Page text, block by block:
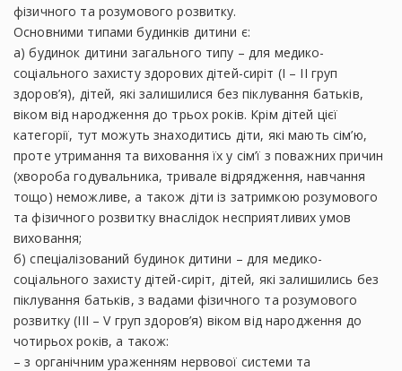
фізичного та розумового розвитку.
Основними типами будинків дитини є:
а) будинок дитини загального типу – для медико-
соціального захисту здорових дітей-сиріт (I – II груп
здоров’я), дітей, які залишилися без піклування батьків,
віком від народження до трьох років. Крім дітей цієї
категорії, тут можуть знаходитись діти, які мають сім’ю,
проте утримання та виховання їх у сім’ї з поважних причин
(хвороба годувальника, тривале відрядження, навчання
тощо) неможливе, а також діти із затримкою розумового
та фізичного розвитку внаслідок несприятливих умов
виховання;
б) спеціалізований будинок дитини – для медико-
соціального захисту дітей-сиріт, дітей, які залишились без
піклування батьків, з вадами фізичного та розумового
розвитку (III – V груп здоров’я) віком від народження до
чотирьох років, а також:
– з органічним ураженням нервової системи та